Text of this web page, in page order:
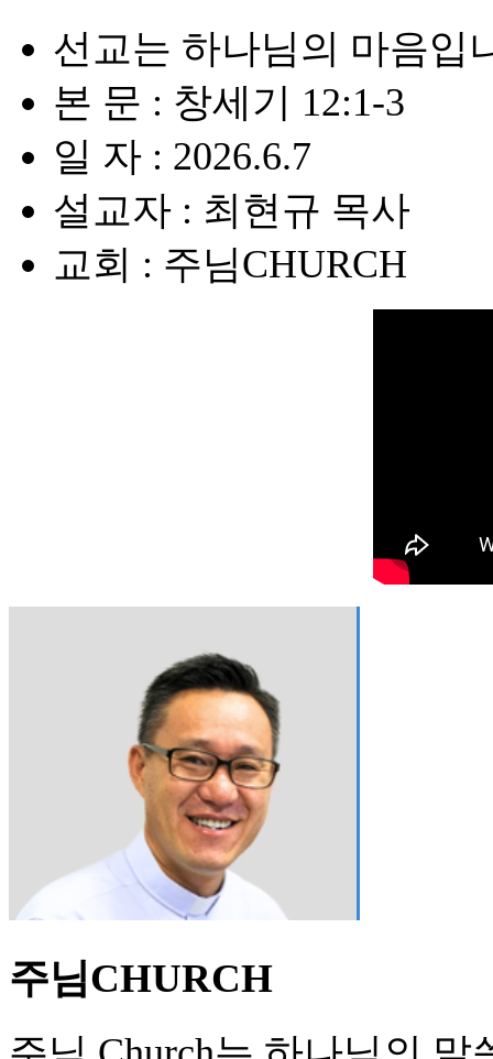
선교는 하나님의 마음입
본 문 : 창세기 12:1-3
일 자 : 2026.6.7
설교자 : 최현규 목사
교회 : 주님CHURCH
주님CHURCH